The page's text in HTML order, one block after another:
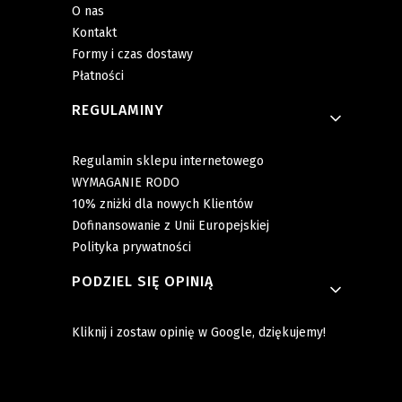
O nas
Kontakt
Formy i czas dostawy
Płatności
REGULAMINY
Regulamin sklepu internetowego
WYMAGANIE RODO
10% zniżki dla nowych Klientów
Dofinansowanie z Unii Europejskiej
Polityka prywatności
PODZIEL SIĘ OPINIĄ
Kliknij i zostaw opinię w Google, dziękujemy!